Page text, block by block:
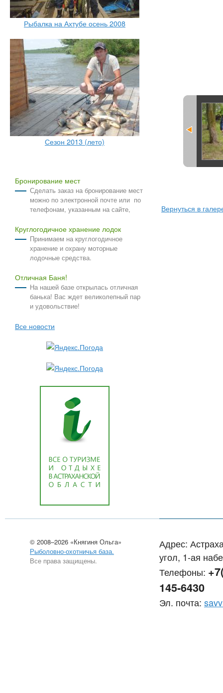
Рыбалка на Ахтубе осень 2008
Сезон 2013 (лето)
Бронирование мест
Сделать заказ на бронирование мест
можно по электронной почте или по
телефонам, указанным на сайте,
Круглогодичное хранение лодок
Принимаем на круглогодичное
хранение и охрану моторные
лодочные средства.
Отличная Баня!
На нашей базе открылась отличная
банька! Вас ждет великолепный пар
и удовольствие!
Все новости
Вернуться в
© 2008–2026 «Княгиня Ольга»
Рыболовно-охотничья база.
Все права защищены.
Адрес:
угол, 1-ая
Телефоны:
145-6430
Эл. почта: